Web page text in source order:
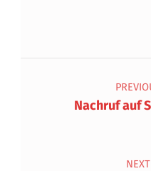
Nachruf auf